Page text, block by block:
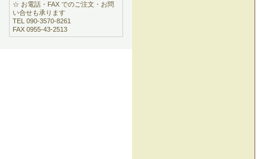
☆ お電話・FAX でのご注文・お問
い合せも承ります
TEL 090-3570-8261
FAX 0955-43-2513